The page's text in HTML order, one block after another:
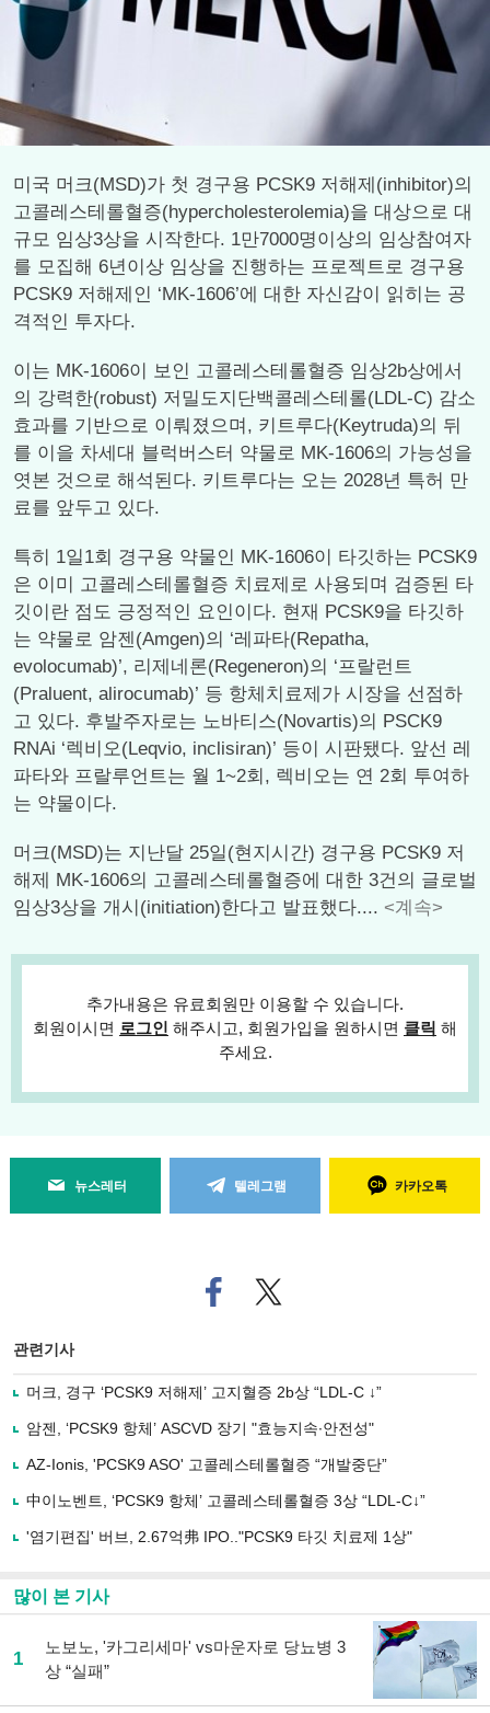
미국 머크(MSD)가 첫 경구용 PCSK9 저해제(inhibitor)의
고콜레스테롤혈증(hypercholesterolemia)을 대상으로 대
규모 임상3상을 시작한다. 1만7000명이상의 임상참여자
를 모집해 6년이상 임상을 진행하는 프로젝트로 경구용
PCSK9 저해제인 ‘MK-1606’에 대한 자신감이 읽히는 공
격적인 투자다.
이는 MK-1606이 보인 고콜레스테롤혈증 임상2b상에서
의 강력한(robust) 저밀도지단백콜레스테롤(LDL-C) 감소
효과를 기반으로 이뤄졌으며, 키트루다(Keytruda)의 뒤
를 이을 차세대 블럭버스터 약물로 MK-1606의 가능성을
엿본 것으로 해석된다. 키트루다는 오는 2028년 특허 만
료를 앞두고 있다.
특히 1일1회 경구용 약물인 MK-1606이 타깃하는 PCSK9
은 이미 고콜레스테롤혈증 치료제로 사용되며 검증된 타
깃이란 점도 긍정적인 요인이다. 현재 PCSK9을 타깃하
는 약물로 암젠(Amgen)의 ‘레파타(Repatha,
evolocumab)’, 리제네론(Regeneron)의 ‘프랄런트
(Praluent, alirocumab)’ 등 항체치료제가 시장을 선점하
고 있다. 후발주자로는 노바티스(Novartis)의 PSCK9
RNAi ‘렉비오(Leqvio, inclisiran)’ 등이 시판됐다. 앞선 레
파타와 프랄루언트는 월 1~2회, 렉비오는 연 2회 투여하
는 약물이다.
머크(MSD)는 지난달 25일(현지시간) 경구용 PCSK9 저
해제 MK-1606의 고콜레스테롤혈증에 대한 3건의 글로벌
임상3상을 개시(initiation)한다고 발표했다.... <계속>
추가내용은 유료회원만 이용할 수 있습니다.
회원이시면 로그인 해주시고, 회원가입을 원하시면 클릭 해
주세요.
뉴스레터 텔레그램 카카오톡
페
이
로
기
사
유
기
트위
터로
관련기사
머크, 경구 ‘PCSK9 저해제’ 고지혈증 2b상 “LDL-C ↓”
암젠, ‘PCSK9 항체’ ASCVD 장기 "효능지속∙안전성"
AZ-Ionis, 'PCSK9 ASO' 고콜레스테롤혈증 “개발중단”
中이노벤트, ‘PCSK9 항체’ 고콜레스테롤혈증 3상 “LDL-C↓”
'염기편집' 버브, 2.67억弗 IPO.."PCSK9 타깃 치료제 1상"
많이 본 기사
1
노보노, '카그리세마' vs마운자로 당뇨병 3
상 “실패”